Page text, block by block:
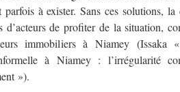
parfois à exister. Sans ces solutions, la
d’acteurs de profiter de la situation,
immobiliers à Niamey (Issaka
à Niamey : l’irrégularité
»).